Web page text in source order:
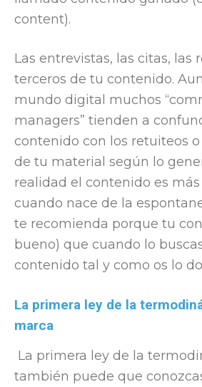
content).
Las entrevistas, las citas, las
terceros de tu contenido.
mundo digital muchos
managers” tienden a
contenido con los retuiteos
de tu material según lo
realidad el contenido es
cuando nace de la
te recomienda porque tu
bueno) que cuando lo
contenido tal y como os lo
La primera ley de la
marca
La primera ley de la
también puede que